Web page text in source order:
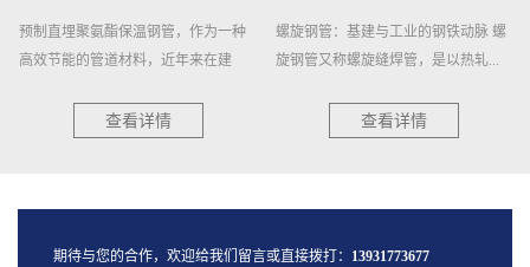
预制直埋聚氨酯保温钢管，作为一种
高效节能的管道材料，近年来在建
查看详情
螺旋钢管：基建与工业的钢铁动脉 螺
旋钢管又称螺旋缝焊管，是以热轧...
查看详情
期待与您的合作，欢迎给我们留言或直接拨打： 13931773677